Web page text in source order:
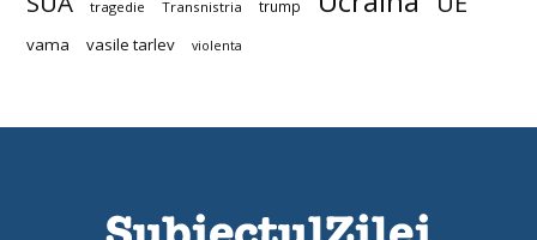
tragedie Transnistria trump
vama vasile tarlev violenta